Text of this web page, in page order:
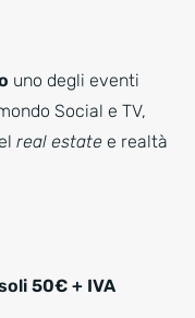
uno degli eventi
Social e TV,
real estate e realtà
50€ + IVA